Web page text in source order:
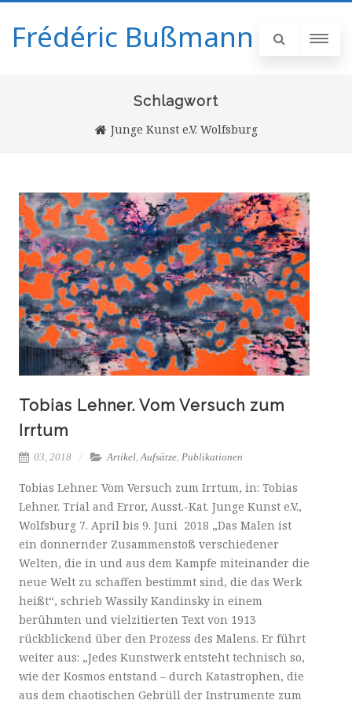
Frédéric Bußmann
Schlagwort
Junge Kunst e.V. Wolfsburg
Tobias Lehner. Vom Versuch zum
Irrtum
03, 2018 Artikel Aufsätze Publikationen
Tobias Lehner. Vom Versuch zum Irrtum, in: Tobias
Lehner. Trial and Error, Ausst.-Kat. Junge Kunst e.V.,
Wolfsburg 7. April bis 9. Juni 2018 „Das Malen ist
ein donnernder Zusammenstoß verschiedener
Welten, die in und aus dem Kampfe miteinander die
neue Welt zu schaffen bestimmt sind, die das Werk
heißt“, schrieb Wassily Kandinsky in einem
berühmten und vielzitierten Text von 1913
rückblickend über den Prozess des Malens. Er führt
weiter aus: „Jedes Kunstwerk entsteht technisch so,
wie der Kosmos entstand – durch Katastrophen, die
aus dem chaotischen Gebrüll der Instrumente zum